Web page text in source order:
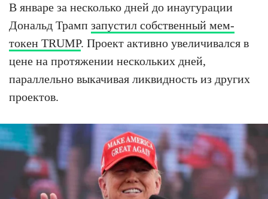
В январе за несколько дней до инаугурации
Дональд Трамп запустил собственный мем-
токен TRUMP. Проект активно увеличивался в
цене на протяжении нескольких дней,
параллельно выкачивая ликвидность из других
проектов.